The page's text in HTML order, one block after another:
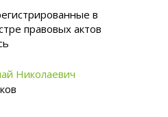
в
правовых актов
Николаевич